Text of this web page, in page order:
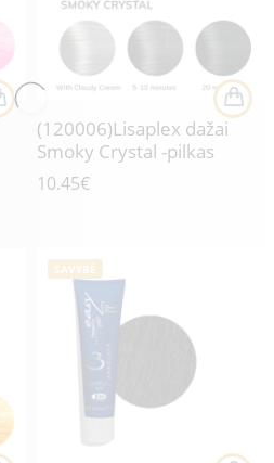
(120006)Lisaplex dažai
Smoky Crystal -pilkas
10.45€
SAVYBĖ